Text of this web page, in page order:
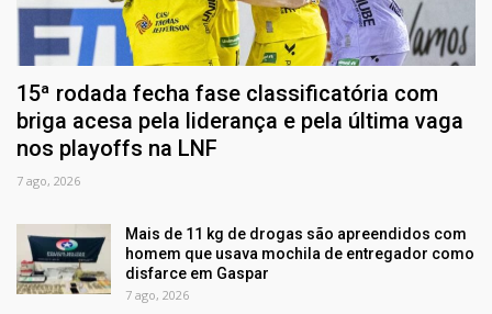
15ª rodada fecha fase classificatória com
briga acesa pela liderança e pela última vaga
nos playoffs na LNF
7 ago, 2026
Mais de 11 kg de drogas são apreendidos com
homem que usava mochila de entregador como
disfarce em Gaspar
7 ago, 2026